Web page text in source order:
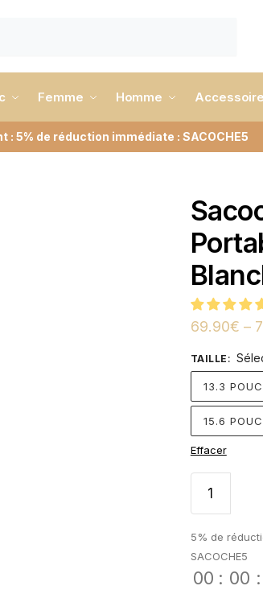
Femme Homme Accessoire
: 5% de réduction immédiate : SACOCHE5
69.90€ –
TAILLE :
13.3
15.6
Effacer
5% de
SACOCHE5
00 : 00 :